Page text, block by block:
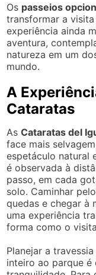
Os passeios
transformar a
experiência ainda
aventura,
natureza em um
mundo.
A
Cataratas
AsCataratas del
face mais
espetáculo natural
é observada à
passo, em cada
solo. Caminhar
quedas e chegar à
uma experiência
forma como o
Planejar a
inteiro ao parque